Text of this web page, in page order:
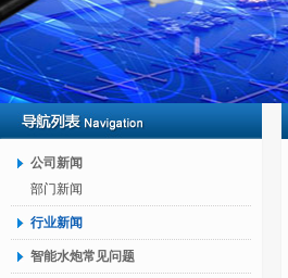
公司新闻
部门新闻
行业新闻
智能水炮常见问题